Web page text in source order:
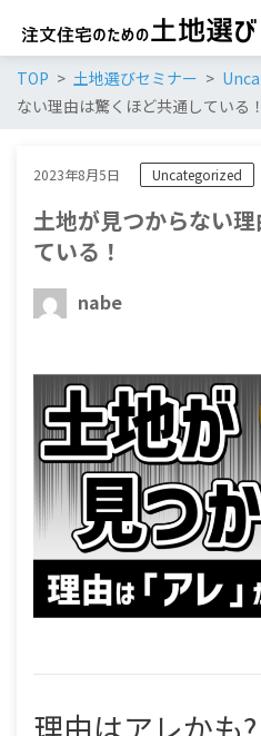
TOP 土地選びセミナー
ない理由は驚くほど共通している！
2023年8月5日 Uncategorized
土地が見つからない
ている！
nabe
理由はアレかも